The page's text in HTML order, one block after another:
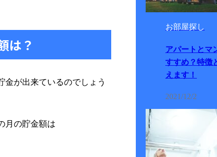
は？
金が出来ているのでしょう
月の貯金額は
お部屋探し
アパートとマ
すすめ？特徴
えます！
2021/12/2